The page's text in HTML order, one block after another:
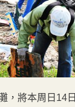
，將本周日14